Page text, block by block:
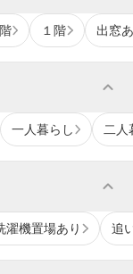
１階 出窓
expand_more
一人暮らし 二人
expand_more
濯機置場あり 追